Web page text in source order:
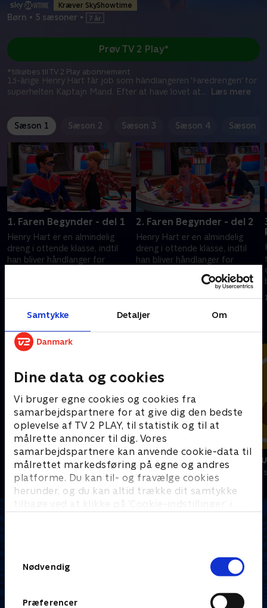
Samtykke Detaljer Om
Dine data og cookies
Vi bruger egne cookies og cookies fra
samarbejdspartnere for at give dig den bedste
oplevelse af TV 2 PLAY, til statistik og til at
målrette annoncer til dig. Vores
samarbejdspartnere kan anvende cookie-data til
målrettet markedsføring på egne og andres
platforme. Du kan til- og fravælge cookies
herunder, og du kan altid trække dit samtykke
tilbage ved at klikke på ’Cookie-indstillinger’ i
Nødvendig
Præferencer
Kræver SkyShowtime
Børn • 5 sæsoner •
13-årige Henry Hart får job som håndlangeren 'Faredrengen' for
superhelten Kaptajn Mand. Efter at have lovet at
Læs mere
Prøv TV 2 Play*
*tilkøbes til TV 2 Play abonnement
Sæson 1 Sæson 2 Sæson 3 Sæson 4 Sæson 5
1. Faren Begynder - del 1
Henry Hart er en almindelig
dreng i ottende klasse, indtil
han bliver håndlanger for
2. Faren Begynder - del 2
Henry Hart er en almindelig
dreng i ottende klasse, indtil
han bliver håndlanger for
hvilket han skal holde
12. marts 2022 • 21 min
Andre så også
Vicke Viking
Børneserier • 1 sæsoner
Miniteve:
Børneserier • 1